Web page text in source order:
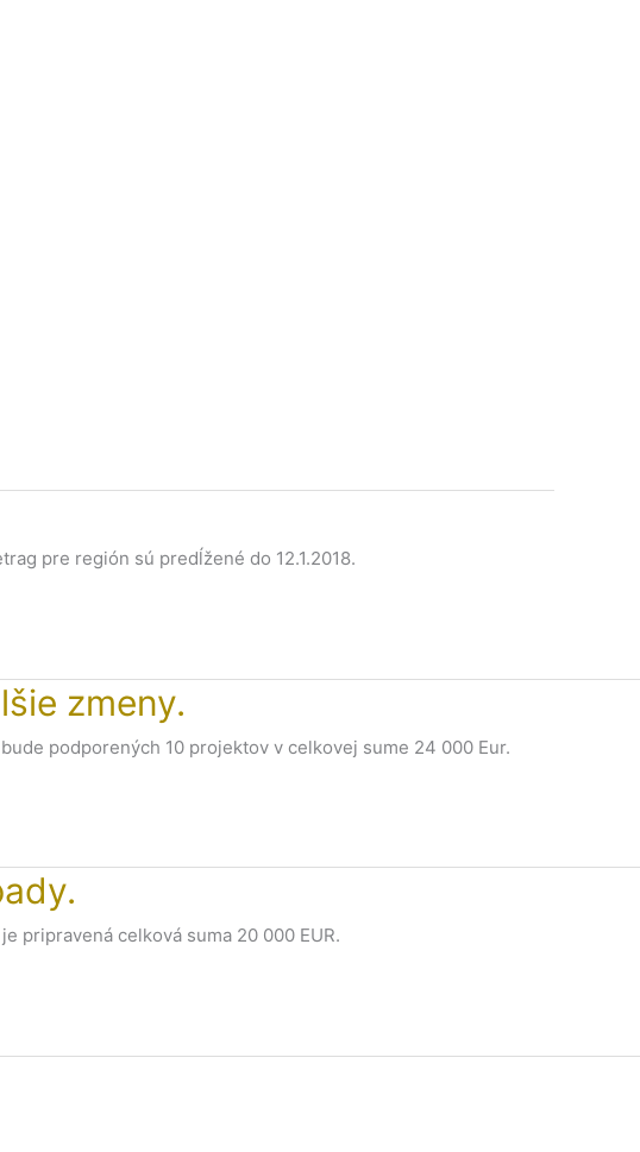
pre región sú predĺžené do 12.1.2018.
zmeny.
podporených 10 projektov v celkovej sume 24 000 Eur.
pripravená celková suma 20 000 EUR.